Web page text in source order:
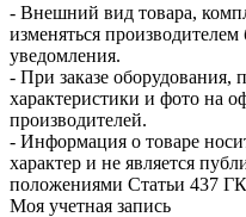
- Внешний вид товара,
изменяться производителем
уведомления.
- При заказе оборудования,
характеристики и фото на
производителей.
- Информация о товаре
характер и не является
положениями Статьи 437
Моя учетная запись